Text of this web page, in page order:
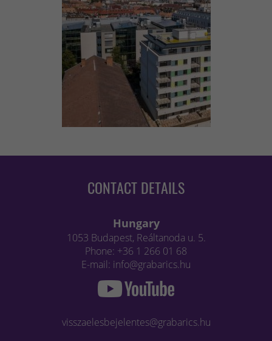
CONTACT DETAILS
Hungary
1053 Budapest, Reáltanoda u. 5.
Phone: +36 1 266 01 68
E-mail: info@grabarics.hu
visszaelesbejelentes@grabarics.hu